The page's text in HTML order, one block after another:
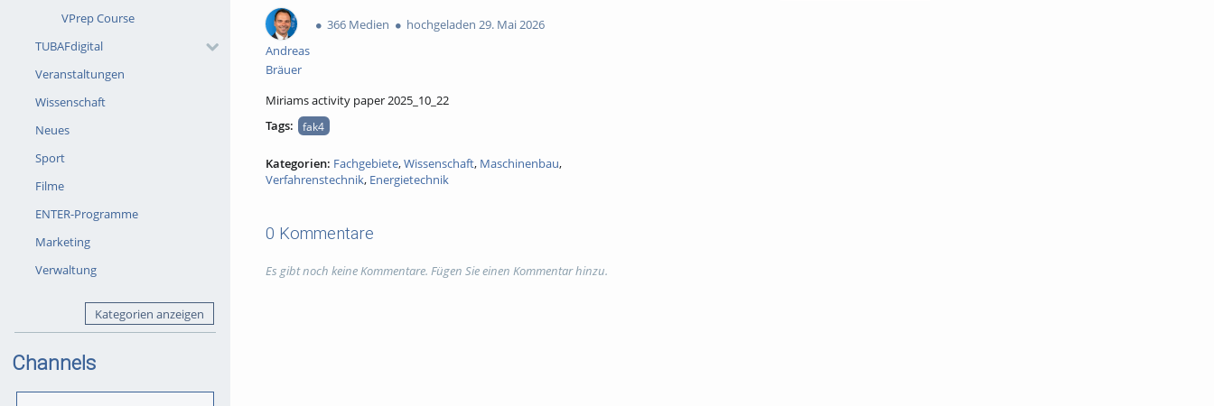
VPrep Course
TUBAFdigital
Veranstaltungen
Wissenschaft
Neues
Sport
Filme
ENTER-Programme
Marketing
Verwaltung
Kategorien anzeigen
Channels
Andreas
Bräuer
366 Medien hochgeladen 29. Mai 2026
Miriams activity paper 2025_10_22
Tags:
fak4
Kategorien: Fachgebiete,Wissenschaft, Maschinenbau,
Verfahrenstechnik, Energietechnik
0 Kommentare
Es gibt noch keine Kommentare. Fügen Sie einen Kommentar hinzu.